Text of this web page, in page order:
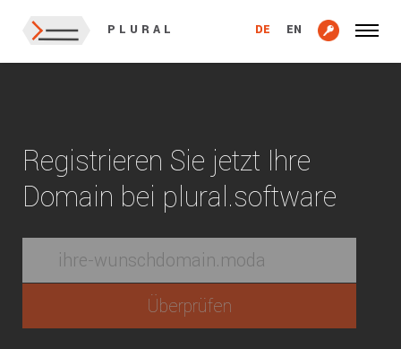
PLURAL DE EN
Registrieren Sie jetzt Ihre
Domain bei plural.software